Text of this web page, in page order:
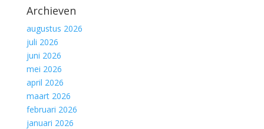
Archieven
augustus 2026
juli 2026
juni 2026
mei 2026
april 2026
maart 2026
februari 2026
januari 2026